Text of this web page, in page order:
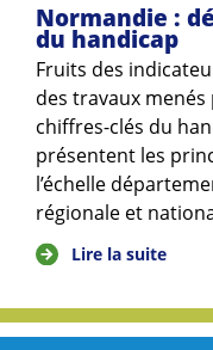
Normandie :
du handicap
Fruits des
des travaux menés
chiffres-clés du
présentent les
l’échelle
régionale et
Lire la suite